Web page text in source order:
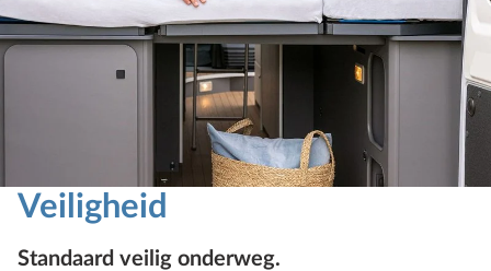
Veiligheid
Standaard veilig onderweg.